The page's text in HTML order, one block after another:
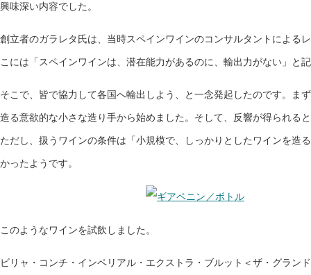
興味深い内容でした。
創立者のガラレタ氏は、当時スペインワインのコンサルタントによる
こには「スペインワインは、潜在能力があるのに、輸出力がない」と
そこで、皆で協力して各国へ輸出しよう、と一念発起したのです。ま
造る意欲的な小さな造り手から始めました。そして、反響が得られる
ただし、扱うワインの条件は「小規模で、しっかりとしたワインを造
かったようです。
このようなワインを試飲しました。
ビリャ・コンチ・インペリアル・エクストラ・ブルット＜ザ・グラ